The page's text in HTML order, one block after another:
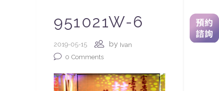
951021W-6
2019-05-15 by Ivan
0 Comments